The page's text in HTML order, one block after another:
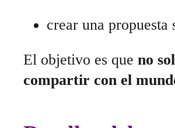
crear una
El objetivo es que no
compartir con el